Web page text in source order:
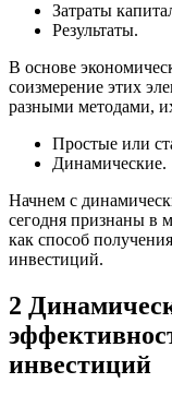
Затраты
Результаты.
В основе
соизмерение этих
разными методами,
Простые или
Динамические.
Начнем с
сегодня признаны в
как способ
инвестиций.
2
инвестиций